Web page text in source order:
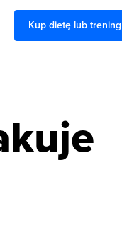
Kup dietę lub trening